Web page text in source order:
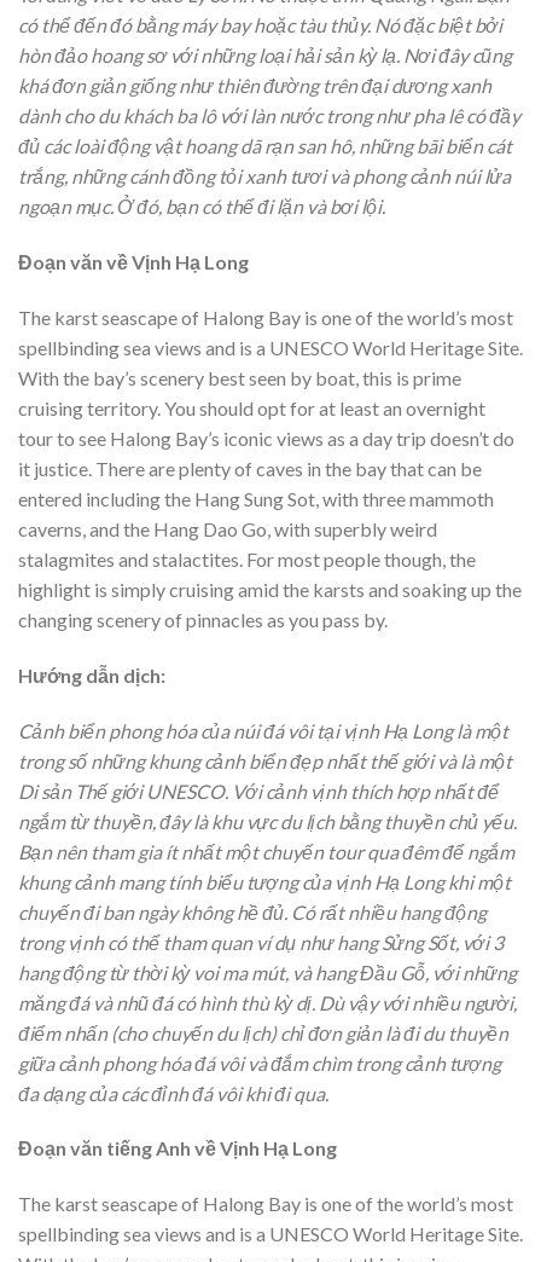
có thể đến đó bằng máy bay hoặc tàu thủy. Nó đặc biệt bởi
hòn đảo hoang sơ với những loại hải sản kỳ lạ. Nơi đây cũng
khá đơn giản giống như thiên đường trên đại dương xanh
dành cho du khách ba lô với làn nước trong như pha lê có đầy
đủ các loài động vật hoang dã rạn san hô, những bãi biển cát
trắng, những cánh đồng tỏi xanh tươi và phong cảnh núi lửa
ngoạn mục. Ở đó, bạn có thể đi lặn và bơi lội.
Đoạn văn về Vịnh Hạ Long
The karst seascape of Halong Bay is one of the world’s most
spellbinding sea views and is a UNESCO World Heritage Site.
With the bay’s scenery best seen by boat, this is prime
cruising territory. You should opt for at least an overnight
tour to see Halong Bay’s iconic views as a day trip doesn’t do
it justice. There are plenty of caves in the bay that can be
entered including the Hang Sung Sot, with three mammoth
caverns, and the Hang Dao Go, with superbly weird
stalagmites and stalactites. For most people though, the
highlight is simply cruising amid the karsts and soaking up the
changing scenery of pinnacles as you pass by.
Hướng dẫn dịch:
Cảnh biển phong hóa của núi đá vôi tại vịnh Hạ Long là một
trong số những khung cảnh biển đẹp nhất thế giới và là một
Di sản Thế giới UNESCO. Với cảnh vịnh thích hợp nhất để
ngắm từ thuyền, đây là khu vực du lịch bằng thuyền chủ yếu.
Bạn nên tham gia ít nhất một chuyến tour qua đêm để ngắm
khung cảnh mang tính biểu tượng của vịnh Hạ Long khi một
chuyến đi ban ngày không hề đủ. Có rất nhiều hang động
trong vịnh có thể tham quan ví dụ như hang Sửng Sốt, với 3
hang động từ thời kỳ voi ma mút, và hang Đầu Gỗ, với những
măng đá và nhũ đá có hình thù kỳ dị. Dù vậy với nhiều người,
điểm nhấn (cho chuyến du lịch) chỉ đơn giản là đi du thuyền
giữa cảnh phong hóa đá vôi và đắm chìm trong cảnh tượng
đa dạng của các đỉnh đá vôi khi đi qua.
Đoạn văn tiếng Anh về Vịnh Hạ Long
The karst seascape of Halong Bay is one of the world’s most
spellbinding sea views and is a UNESCO World Heritage Site.